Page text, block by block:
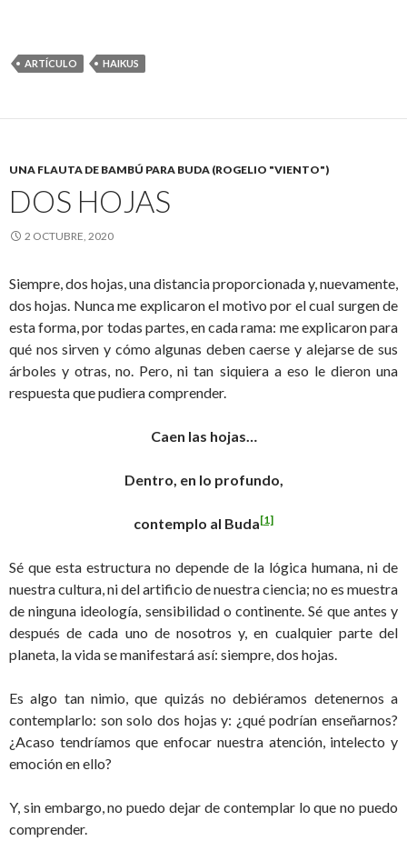
ARTÍCULO HAIKUS
UNA FLAUTA DE BAMBÚ PARA BUDA (ROGELIO "VIENTO")
DOS HOJAS
2 OCTUBRE, 2020
Siempre, dos hojas, una distancia proporcionada y, nuevamente,
dos hojas. Nunca me explicaron el motivo por el cual surgen de
esta forma, por todas partes, en cada rama: me explicaron para
qué nos sirven y cómo algunas deben caerse y alejarse de sus
árboles y otras, no. Pero, ni tan siquiera a eso le dieron una
respuesta que pudiera comprender.
Caen las hojas…
Dentro, en lo profundo,
contemplo al Buda[1]
Sé que esta estructura no depende de la lógica humana, ni de
nuestra cultura, ni del artificio de nuestra ciencia; no es muestra
de ninguna ideología, sensibilidad o continente. Sé que antes y
después de cada uno de nosotros y, en cualquier parte del
planeta, la vida se manifestará así: siempre, dos hojas.
Es algo tan nimio, que quizás no debiéramos detenernos a
contemplarlo: son solo dos hojas y: ¿qué podrían enseñarnos?
¿Acaso tendríamos que enfocar nuestra atención, intelecto y
emoción en ello?
Y, sin embargo, no puedo dejar de contemplar lo que no puedo
comprender.